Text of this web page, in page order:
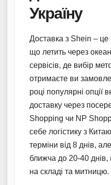
Україну
Доставка з Shein – це
що летить через
сервісів, де вибір
отримаєте ви
році популярні опції
доставку через
Shopping чи NP
себе логістику з
терміни від 8 днів,
ближча до 20-40
на складі та митницю.